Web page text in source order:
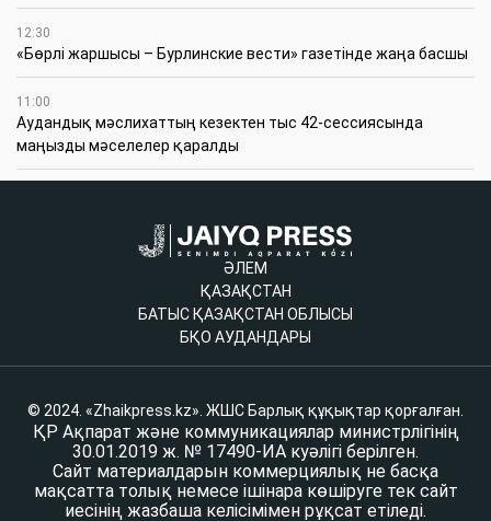
12:30
«Бөрлі жаршысы – Бурлинские вести» газетінде жаңа басшы
11:00
Аудандық мәслихаттың кезектен тыс 42-сессиясында
маңызды мәселелер қаралды
ӘЛЕМ
ҚАЗАҚСТАН
БАТЫС ҚАЗАҚСТАН ОБЛЫСЫ
БҚО АУДАНДАРЫ
© 2024. «Zhaikpress.kz». ЖШС Барлық құқықтар қорғалған.
ҚР Ақпарат және коммуникациялар министрлігінің
30.01.2019 ж. № 17490-ИА куәлігі берілген.
Сайт материалдарын коммерциялық не басқа
мақсатта толық немесе ішінара көшіруге тек сайт
иесінің жазбаша келісімімен рұқсат етіледі.